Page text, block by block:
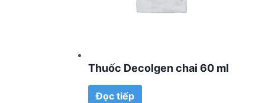
Thuốc Decolgen chai 60 ml
Đọc tiếp